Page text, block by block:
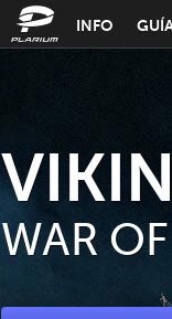
INFO
WAR